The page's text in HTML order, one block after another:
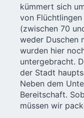
kümmert sich
von
(zwischen 70
weder Duschen
wurden hier
untergebracht.
der Stadt
Neben dem
Bereitschaft.
müssen wir